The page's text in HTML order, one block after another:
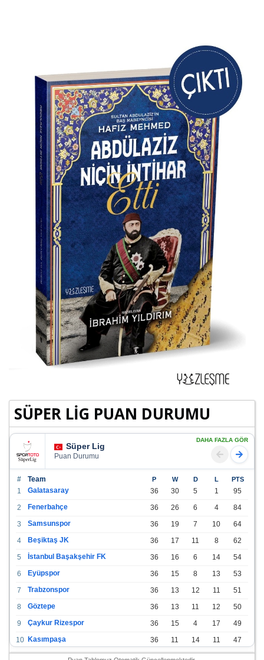
SÜPER LİG PUAN DURUMU
Süper Lig
Puan Durumu
DAHA FAZLA GÖR
# Team P W D L PTS
1 Galatasaray 36 30 5 1
95
2
Fenerbahçe 36 26 6 4
84
3
Samsunspor 36 19 7 10
64
4
Beşiktaş JK 36 17 11 8
62
5
İstanbul Başakşehir FK 36 16 6 14
54
6
Eyüpspor 36 15 8 13
53
7
Trabzonspor 36 13 12 11
51
8
Göztepe 36 13 11 12
50
9
Çaykur Rizespor 36 15 4 17
49
10 Kasımpaşa 36 11 14 11
47
Konyaspor